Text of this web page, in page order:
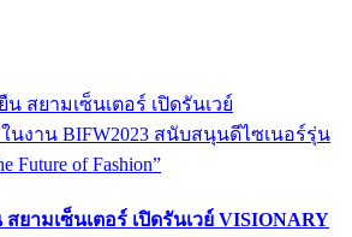
ยามเซ็นเตอร์ เปิดรันเวย์ VISIONARY